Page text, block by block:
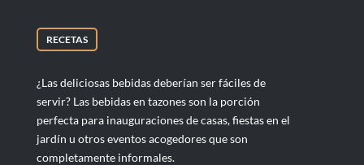
RECETAS
¿Las deliciosas bebidas deberían ser fáciles de
servir? Las bebidas en tazones son la porción
perfecta para inauguraciones de casas, fiestas en el
jardín u otros eventos acogedores que son
completamente informales.